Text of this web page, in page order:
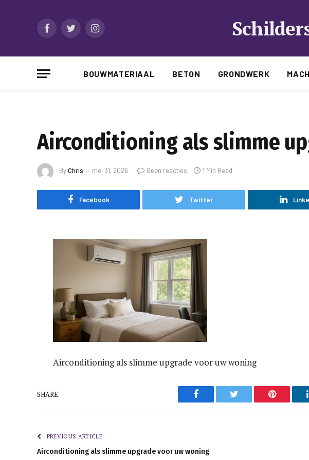
FacebookTwitterInstagram
BOUWMATERIAAL BETON GRONDWERK
Airconditioning als slimme
ByChris mei 31, 2026 Geen reacties 1 Min Read
Facebook Twitter
Airconditioning als slimme upgrade voor uw woning
SHARE. Facebook Twitter Pinterest
PREVIOUS ARTICLE
Airconditioning als slimme upgrade voor uw woning